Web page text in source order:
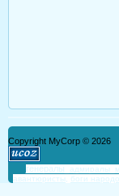
Copyright MyCorp © 2026
генералы адмиралы
авантюристы,
боги